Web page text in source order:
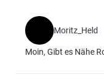
Moritz_Held
Moin, Gibt es Nähe